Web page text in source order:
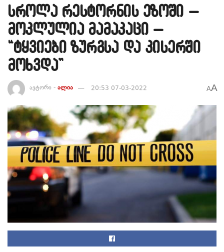
სროლა რესტორნის ეზოში –
მოკლულია მამაკაცი –
“ტყვიები ზურგსა და კისერში
მოხვდა”
ავტორი - ალია 20:53 07-03-2022 AA